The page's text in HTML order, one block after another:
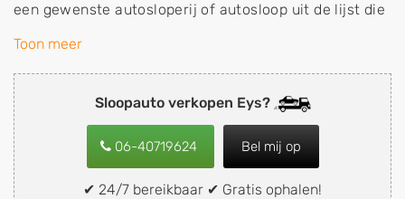
Sloopauto verkopen Eys?
06-40719624 Bel mij op
✔ 24/7 bereikbaar ✔ Gratis ophalen!
een gewenste autosloperij of autosloop uit de lijst die
gespecialiseerd is in de verkoop van gebruikte,
van sloopauto's, schadeauto's en tweedehands auto's
(ook zonder apk keuring). Wilt u uw auto, camper,
vrachtwagen, motor of brommobiel snel en eenvoudig
verkopen aan een demontagebedrijf in de buurt, deze
zelf wegbrengen naar de sloop of deze liever laten
Toon meer